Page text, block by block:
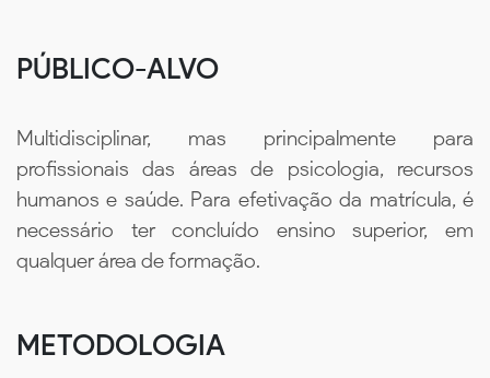
PÚBLICO-ALVO
Multidisciplinar, mas principalmente para
profissionais das áreas de psicologia, recursos
humanos e saúde. Para efetivação da matrícula, é
necessário ter concluído ensino superior, em
qualquer área de formação.
METODOLOGIA